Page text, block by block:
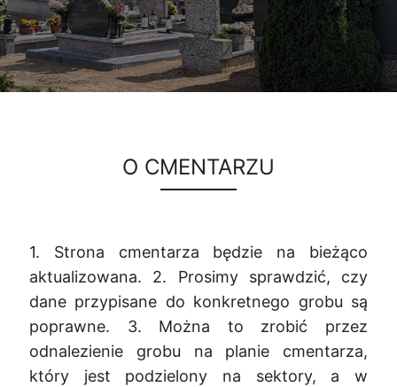
O CMENTARZU
1. Strona cmentarza będzie na bieżąco
aktualizowana. 2. Prosimy sprawdzić, czy
dane przypisane do konkretnego grobu są
poprawne. 3. Można to zrobić przez
odnalezienie grobu na planie cmentarza,
który jest podzielony na sektory, a w